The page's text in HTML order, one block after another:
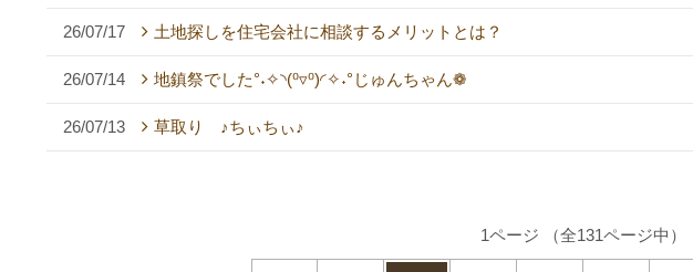
26/07/17 土地探しを住宅会社に相談するメリットとは？
26/07/14 地鎮祭でした°˖✧◝(⁰▿⁰)◜✧˖°じゅんちゃん❁
26/07/13 草取り ♪ちぃちぃ♪
1ページ （全131ページ中）